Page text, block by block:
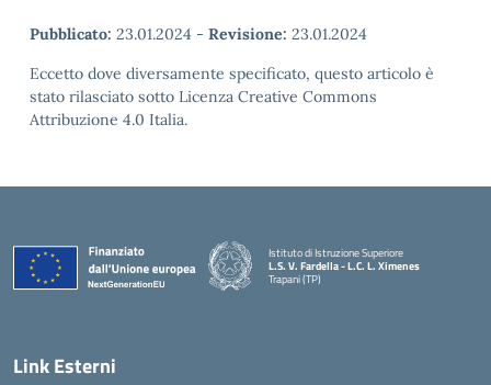
Pubblicato: 23.01.2024 - Revisione: 23.01.2024
Eccetto dove diversamente specificato, questo articolo è
stato rilasciato sotto Licenza Creative Commons
Attribuzione 4.0 Italia.
Istituto di Istruzione Superiore
L.S. V. Fardella - L.C. L. Ximenes
Trapani (TP)
Link Esterni